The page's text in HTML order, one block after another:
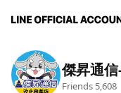
傑昇通
Friends 5,608